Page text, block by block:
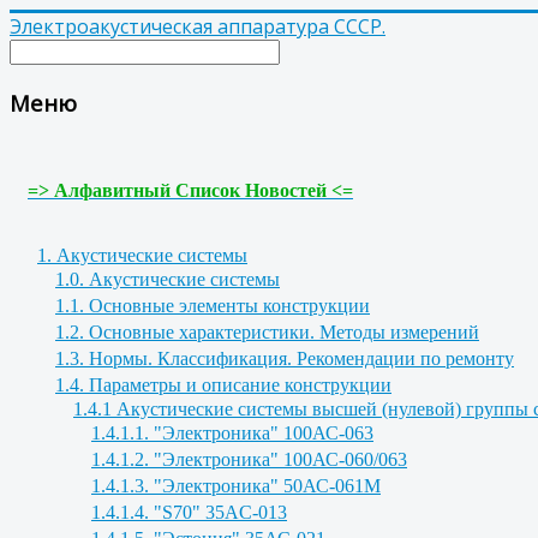
Электроакустическая аппаратура СССР.
Меню
=> Алфавитный Список Новостей <=
1. Акустические системы
1.0. Акустические системы
1.1. Основные элементы конструкции
1.2. Основные характеристики. Методы измерений
1.3. Нормы. Классификация. Рекомендации по ремонту
1.4. Параметры и описание конструкции
1.4.1 Акустические системы высшей (нулевой) группы
1.4.1.1. "Электроника" 100АС-063
1.4.1.2. "Электроника" 100АС-060/063
1.4.1.3. "Электроника" 50АС-061М
1.4.1.4. "S70" 35AC-013